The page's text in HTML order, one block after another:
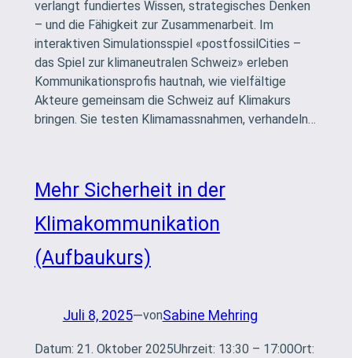
verlangt fundiertes Wissen, strategisches Denken
– und die Fähigkeit zur Zusammenarbeit. Im
interaktiven Simulationsspiel «postfossilCities –
das Spiel zur klimaneutralen Schweiz» erleben
Kommunikationsprofis hautnah, wie vielfältige
Akteure gemeinsam die Schweiz auf Klimakurs
bringen. Sie testen Klimamassnahmen, verhandeln…
Mehr Sicherheit in der
Klimakommunikation
(Aufbaukurs)
Juli 8, 2025—vonSabine Mehring
Datum: 21. Oktober 2025Uhrzeit: 13:30 – 17:00Ort: